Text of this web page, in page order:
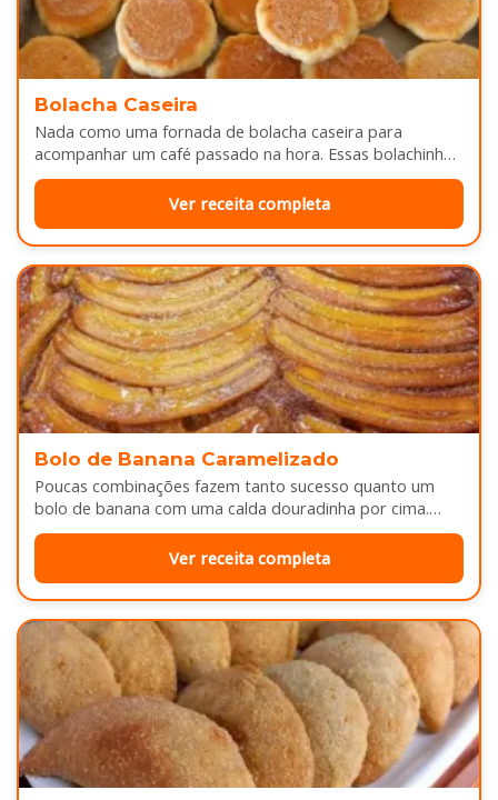
Bolacha Caseira
Nada como uma fornada de bolacha caseira para
acompanhar um café passado na hora. Essas bolachinhas
ficam levemente douradas por…
Ver receita completa
Bolo de Banana Caramelizado
Poucas combinações fazem tanto sucesso quanto um
bolo de banana com uma calda douradinha por cima.
Enquanto assa, aquele cheirinho…
Ver receita completa